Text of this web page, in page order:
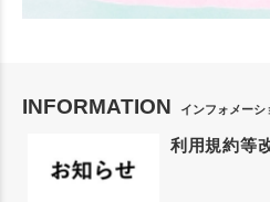
INFORMATION インフォメーシ
利用規約等